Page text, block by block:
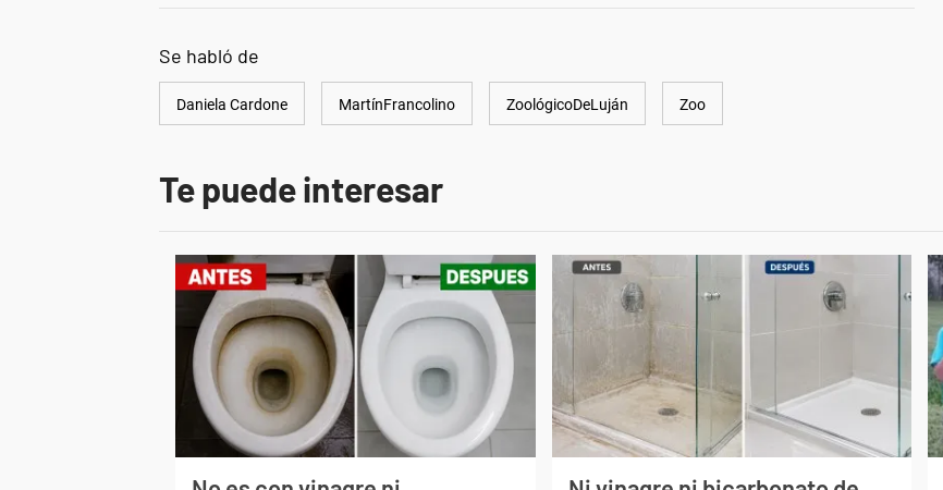
Se habló de
Daniela Cardone MartínFrancolino ZoológicoDeLuján Zoo
Te puede interesar